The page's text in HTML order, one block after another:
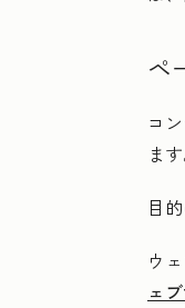
ペ
コ
ます
目
ウ
ェ